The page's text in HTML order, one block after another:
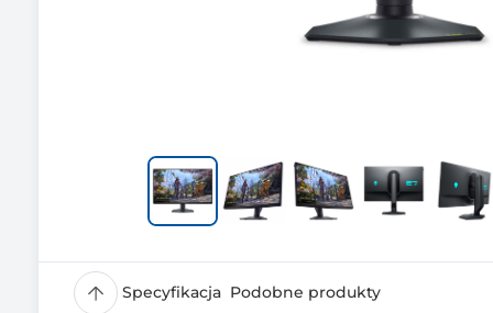
Specyfikacja Podobne produkty